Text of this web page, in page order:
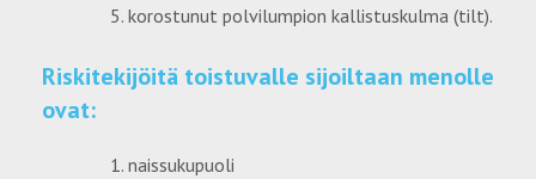
korostunut polvilumpion kallistuskulma (tilt).
Riskitekijöitä toistuvalle sijoiltaan menolle
ovat:
naissukupuoli